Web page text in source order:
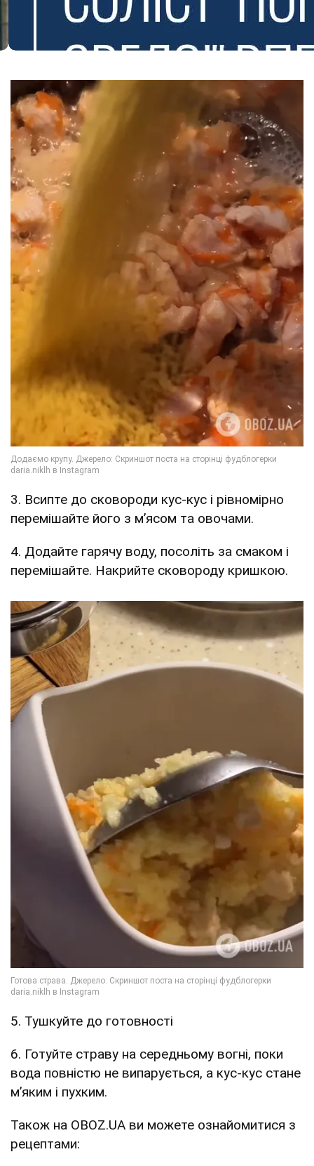
3. Всипте до сковороди кус-кус і рівномірно
перемішайте його з м’ясом та овочами.
4. Додайте гарячу воду, посоліть за смаком і
перемішайте. Накрийте сковороду кришкою.
5. Тушкуйте до готовності
6. Готуйте страву на середньому вогні, поки
вода повністю не випарується, а кус-кус стане
м’яким і пухким.
Також на OBOZ.UA ви можете ознайомитися з
рецептами: